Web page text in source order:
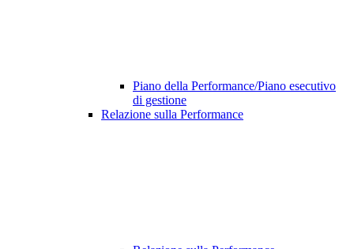
Piano della Performance/Piano esecutivo
di gestione
Relazione sulla Performance